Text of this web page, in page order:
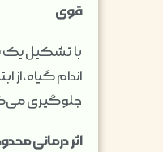
قوی
با تشکیل
اندام گیاه، از
جلوگیری
اثر درمانی